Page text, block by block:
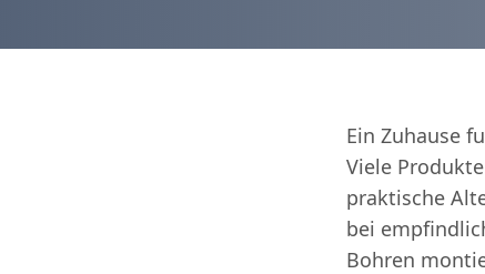
Ein Zuhause
Viele
praktische
bei
Bohren